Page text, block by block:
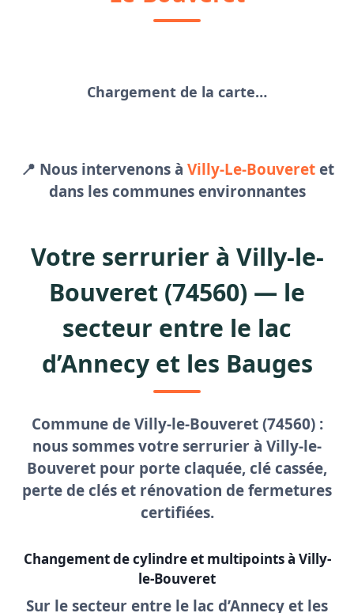
Chargement de la carte…
📍 Nous intervenons à Villy-Le-Bouveretet
dans les communes environnantes
Votre serrurier à Villy-le-
Bouveret (74560) — le
secteur entre le lac
d’Annecy et les Bauges
Commune de Villy-le-Bouveret (74560) :
nous sommes votre serrurier à Villy-le-
Bouveret pour porte claquée, clé cassée,
perte de clés et rénovation de fermetures
certifiées.
Changement de cylindre et multipoints à Villy-
le-Bouveret
Sur le secteur entre le lac d’Annecy et les